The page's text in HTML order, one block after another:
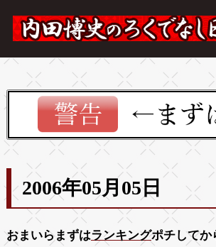
2006年05月05日
おまいらまずはランキングポチしてか